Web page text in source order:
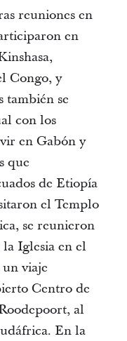
reuniones en
en
Congo, y
se
con los
en Gabón y
que
de Etiopía
el Templo
se reunieron
Iglesia en el
viaje
Centro de
al
En la